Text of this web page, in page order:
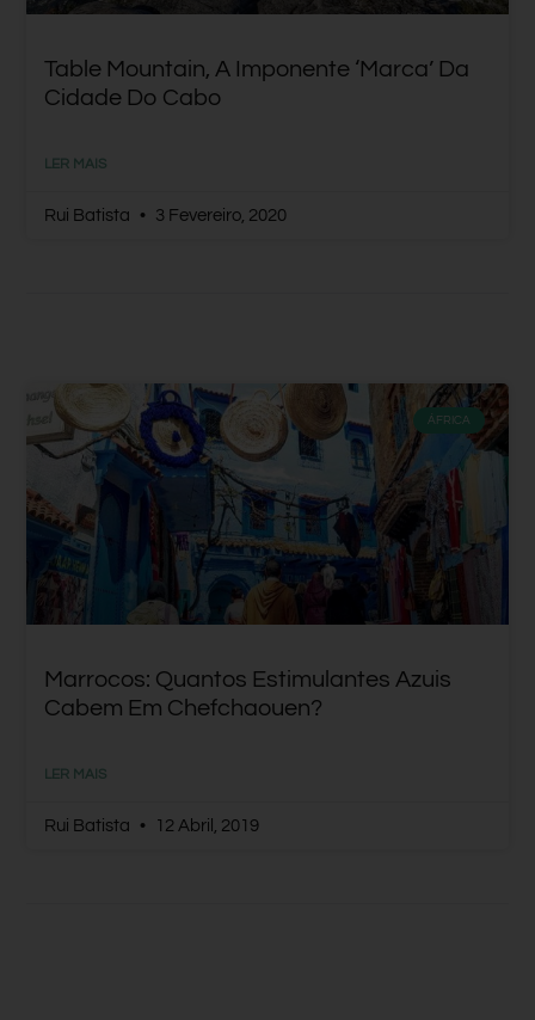
Table Mountain, A Imponente ‘marca’ Da
Cidade Do Cabo
LER MAIS
Rui Batista 3 Fevereiro, 2020
ÁFRICA
Marrocos: Quantos Estimulantes Azuis
Cabem Em Chefchaouen?
LER MAIS
Rui Batista 12 Abril, 2019